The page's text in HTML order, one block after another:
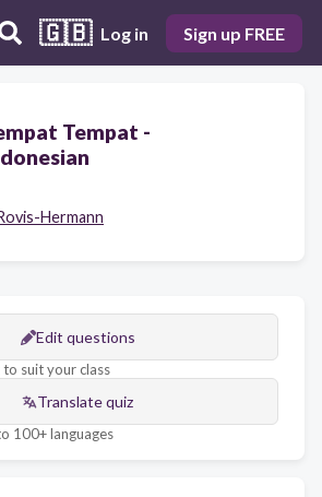
🇬🇧 Log in Sign up FREE
Tempat -
Hermann
Edit questions
suit your class
Translate quiz
100+ languages